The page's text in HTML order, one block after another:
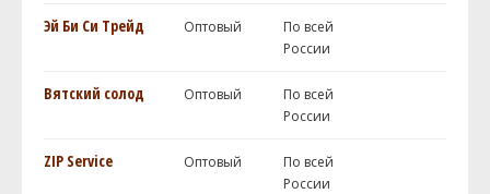
Эй Би Си Трейд Оптовый
По всей
России
Вятский солод Оптовый
По всей
России
ZIP Service Оптовый
По всей
России